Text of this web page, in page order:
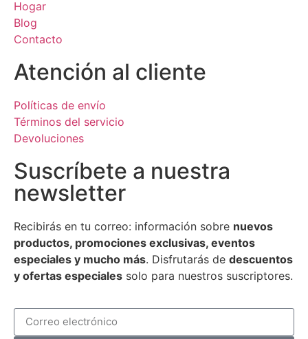
Hogar
Blog
Contacto
Atención al cliente
Políticas de envío
Términos del servicio
Devoluciones
Suscríbete a nuestra
newsletter
Recibirás en tu correo: información sobre nuevos
productos, promociones exclusivas, eventos
especiales y mucho más. Disfrutarás de descuentos
y ofertas especiales solo para nuestros suscriptores.